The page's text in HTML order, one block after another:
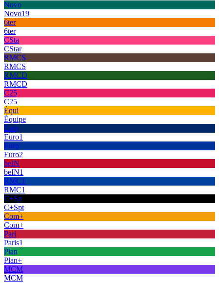
Novo
Novo19
6ter
6ter
CSta
CStar
RMCS
RMCS
RMCD
RMCD
C25
C25
Équi
Équipe
Euro
Euro1
Euro
Euro2
beIN
beIN1
RMC1
RMC1
C+Sp
C+Spt
Com+
Com+
Pari
Paris1
Plan
Plan+
MCM
MCM